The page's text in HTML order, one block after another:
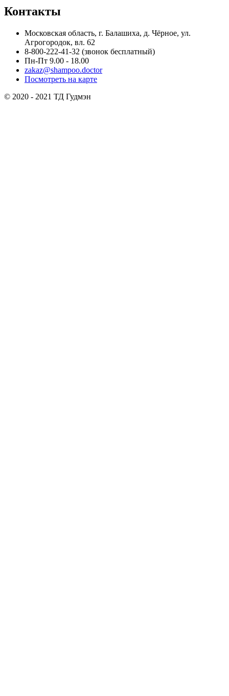
Контакты
Московская область, г. Балашиха, д. Чёрное, ул.
Агрогородок, вл. 62
8-800-222-41-32 (звонок бесплатный)
Пн-Пт 9.00 - 18.00
zakaz@shampoo.doctor
Посмотреть на карте
© 2020 - 2021 ТД Гудмэн